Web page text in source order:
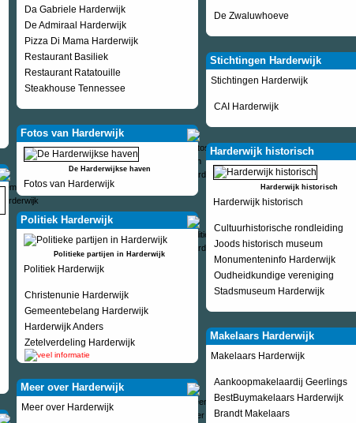
Da Gabriele Harderwijk
De Admiraal Harderwijk
Pizza Di Mama Harderwijk
Restaurant Basiliek
Restaurant Ratatouille
Steakhouse Tennessee
Fotos van Harderwijk
De Harderwijkse haven
Fotos van Harderwijk
Politiek Harderwijk
Politieke partijen in Harderwijk
Politiek Harderwijk
Christenunie Harderwijk
Gemeentebelang Harderwijk
Harderwijk Anders
Zetelverdeling Harderwijk
Meer over Harderwijk
Meer over Harderwijk
De Zwaluwhoeve
Stichtingen Harderwijk
Stichtingen Harderwijk
CAI Harderwijk
Harderwijk historisch
Harderwijk historisch
Harderwijk historisch
Cultuurhistorische rondleiding
Joods historisch museum
Monumenteninfo Harderwijk
Oudheidkundige vereniging
Stadsmuseum Harderwijk
Makelaars Harderwijk
Makelaars Harderwijk
Aankoopmakelaardij Geerlings
BestBuymakelaars Harderwijk
Brandt Makelaars